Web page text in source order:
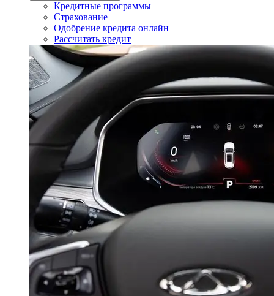
Кредитные программы
Страхование
Одобрение кредита онлайн
Рассчитать кредит